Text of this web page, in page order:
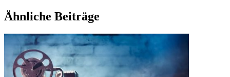
Ähnliche Beiträge